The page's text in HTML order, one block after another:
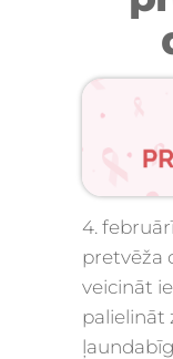
4.
pretvēža
veicināt
palielināt